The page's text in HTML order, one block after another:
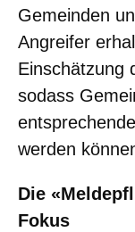
Gemeinden
Angreifer
Einschätzung
sodass
werden
Die
Fokus